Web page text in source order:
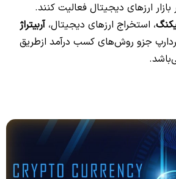
ارزهای دیجیتال فعالیت کنند.
، استخراج ارزهای دیجیتال، آربیتراژ
جزو روش‌های کسب درآمد ازطریق